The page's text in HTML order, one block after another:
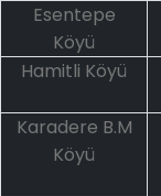
Esentepe
Köyü
Hamitli Köyü
Karadere B.M
Köyü